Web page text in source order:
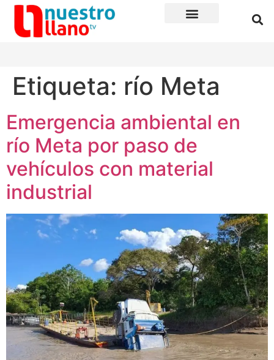
Etiqueta: río Meta
Emergencia ambiental en
río Meta por paso de
vehículos con material
industrial